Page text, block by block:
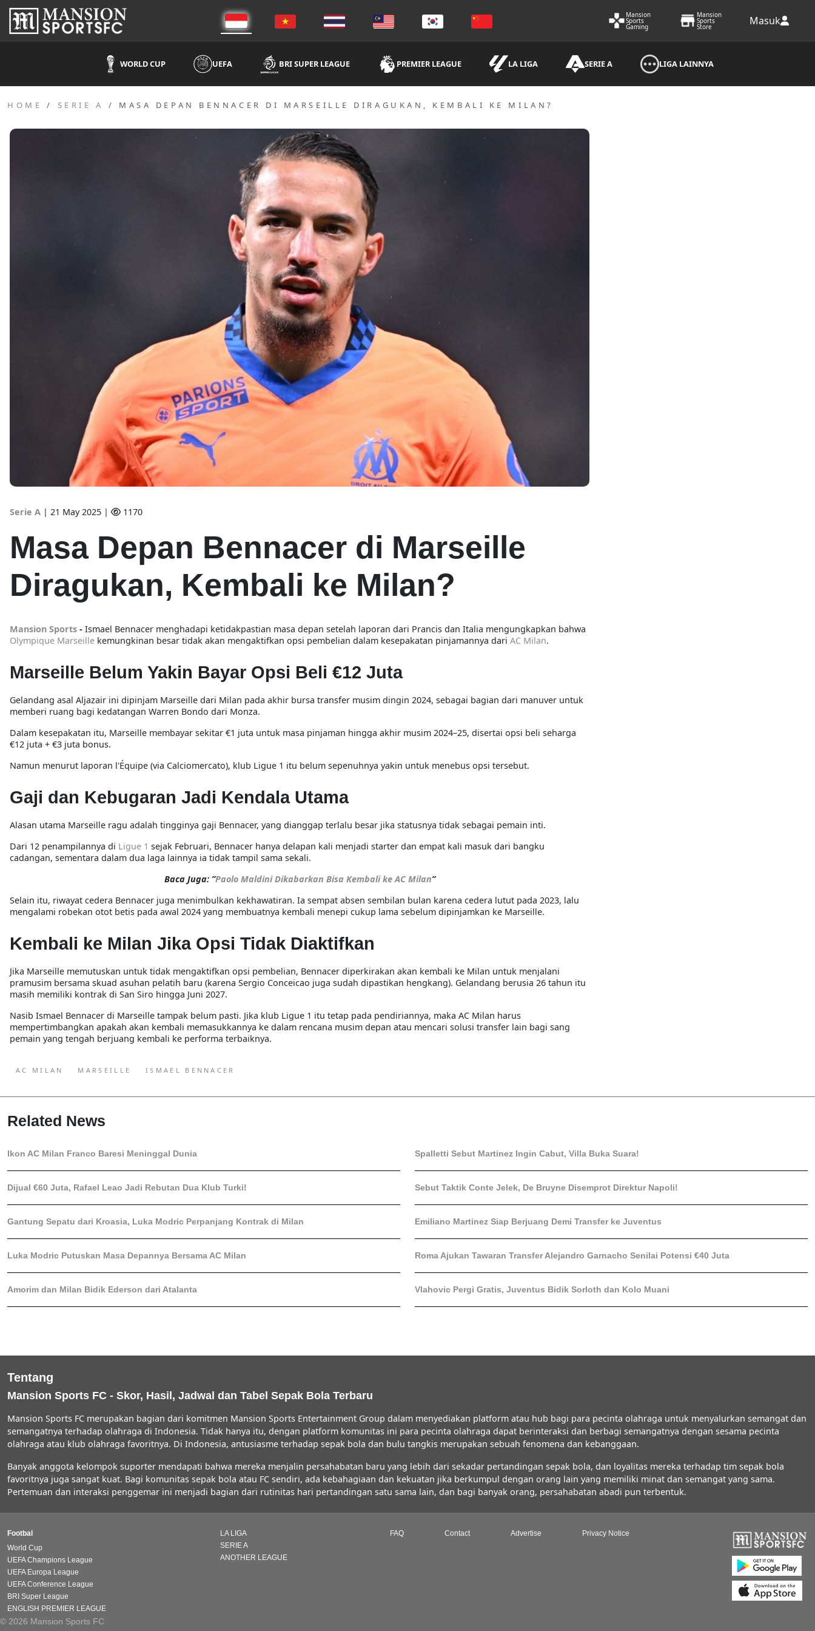
Mansion
Sports
Gaming
Mansion
Sports
Store Masuk
WORLD CUP UEFA BRI SUPER LEAGUE PREMIER LEAGUE LA LIGA SERIE A LIGA LAINNYA
HOME SERIE A MASA DEPAN BENNACER DI MARSEILLE DIRAGUKAN, KEMBALI KE MILAN?
Serie A | 21 May 2025 | 1170
Masa Depan Bennacer di Marseille
Diragukan, Kembali ke Milan?
Mansion Sports - Ismael Bennacer menghadapi ketidakpastian masa depan setelah laporan dari Prancis dan Italia mengungkapkan bahwa
Olympique Marseille kemungkinan besar tidak akan mengaktifkan opsi pembelian dalam kesepakatan pinjamannya dari AC Milan.
Marseille Belum Yakin Bayar Opsi Beli €12 Juta
Gelandang asal Aljazair ini dipinjam Marseille dari Milan pada akhir bursa transfer musim dingin 2024, sebagai bagian dari manuver untuk
memberi ruang bagi kedatangan Warren Bondo dari Monza.
Dalam kesepakatan itu, Marseille membayar sekitar €1 juta untuk masa pinjaman hingga akhir musim 2024–25, disertai opsi beli seharga
€12 juta + €3 juta bonus.
Namun menurut laporan l'Équipe (via Calciomercato), klub Ligue 1 itu belum sepenuhnya yakin untuk menebus opsi tersebut.
Gaji dan Kebugaran Jadi Kendala Utama
Alasan utama Marseille ragu adalah tingginya gaji Bennacer, yang dianggap terlalu besar jika statusnya tidak sebagai pemain inti.
Dari 12 penampilannya di Ligue 1 sejak Februari, Bennacer hanya delapan kali menjadi starter dan empat kali masuk dari bangku
cadangan, sementara dalam dua laga lainnya ia tidak tampil sama sekali.
Baca Juga: ”Paolo Maldini Dikabarkan Bisa Kembali ke AC Milan”
Selain itu, riwayat cedera Bennacer juga menimbulkan kekhawatiran. Ia sempat absen sembilan bulan karena cedera lutut pada 2023, lalu
mengalami robekan otot betis pada awal 2024 yang membuatnya kembali menepi cukup lama sebelum dipinjamkan ke Marseille.
Kembali ke Milan Jika Opsi Tidak Diaktifkan
Jika Marseille memutuskan untuk tidak mengaktifkan opsi pembelian, Bennacer diperkirakan akan kembali ke Milan untuk menjalani
pramusim bersama skuad asuhan pelatih baru (karena Sergio Conceicao juga sudah dipastikan hengkang). Gelandang berusia 26 tahun itu
masih memiliki kontrak di San Siro hingga Juni 2027.
Nasib Ismael Bennacer di Marseille tampak belum pasti. Jika klub Ligue 1 itu tetap pada pendiriannya, maka AC Milan harus
mempertimbangkan apakah akan kembali memasukkannya ke dalam rencana musim depan atau mencari solusi transfer lain bagi sang
pemain yang tengah berjuang kembali ke performa terbaiknya.
AC MILAN MARSEILLE ISMAEL BENNACER
Related News
Ikon AC Milan Franco Baresi Meninggal Dunia Spalletti Sebut Martinez Ingin Cabut, Villa Buka Suara!
Dijual €60 Juta, Rafael Leao Jadi Rebutan Dua Klub Turki! Sebut Taktik Conte Jelek, De Bruyne Disemprot Direktur Napoli!
Gantung Sepatu dari Kroasia, Luka Modric Perpanjang Kontrak di Milan Emiliano Martinez Siap Berjuang Demi Transfer ke Juventus
Luka Modric Putuskan Masa Depannya Bersama AC Milan Roma Ajukan Tawaran Transfer Alejandro Garnacho Senilai Potensi €40 Juta
Amorim dan Milan Bidik Ederson dari Atalanta Vlahovic Pergi Gratis, Juventus Bidik Sorloth dan Kolo Muani
Tentang
Mansion Sports FC - Skor, Hasil, Jadwal dan Tabel Sepak Bola Terbaru
Mansion Sports FC merupakan bagian dari komitmen Mansion Sports Entertainment Group dalam menyediakan platform atau hub bagi para pecinta olahraga untuk menyalurkan semangat dan
semangatnya terhadap olahraga di Indonesia. Tidak hanya itu, dengan platform komunitas ini para pecinta olahraga dapat berinteraksi dan berbagi semangatnya dengan sesama pecinta
olahraga atau klub olahraga favoritnya. Di Indonesia, antusiasme terhadap sepak bola dan bulu tangkis merupakan sebuah fenomena dan kebanggaan.
Banyak anggota kelompok suporter mendapati bahwa mereka menjalin persahabatan baru yang lebih dari sekadar pertandingan sepak bola, dan loyalitas mereka terhadap tim sepak bola
favoritnya juga sangat kuat. Bagi komunitas sepak bola atau FC sendiri, ada kebahagiaan dan kekuatan jika berkumpul dengan orang lain yang memiliki minat dan semangat yang sama.
Pertemuan dan interaksi penggemar ini menjadi bagian dari rutinitas hari pertandingan satu sama lain, dan bagi banyak orang, persahabatan abadi pun terbentuk.
Footbal
World Cup
UEFA Champions League
UEFA Europa League
UEFA Conference League
BRI Super League
ENGLISH PREMIER LEAGUE
LA LIGA
SERIE A
ANOTHER LEAGUE
FAQ Contact Advertise Privacy Notice
© 2026 Mansion Sports FC